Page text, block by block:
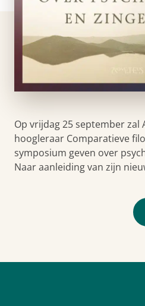
Op vrijdag 25 september zal
hoogleraar Comparatieve
symposium geven over
Naar aanleiding van zijn